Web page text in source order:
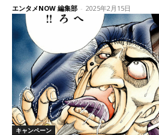
エンタメNOW 編集部 - 2025年2月15日
キャンペーン